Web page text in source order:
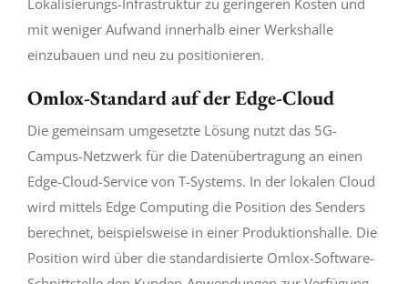
mit weniger Aufwand innerhalb einer Werkshalle
einzubauen und neu zu positionieren.
Omlox-Standard auf der Edge-Cloud
Die gemeinsam umgesetzte Lösung nutzt das 5G-
Campus-Netzwerk für die Datenübertragung an einen
Edge-Cloud-Service von T-Systems. In der lokalen Cloud
wird mittels Edge Computing die Position des Senders
berechnet, beispielsweise in einer Produktionshalle. Die
Position wird über die standardisierte Omlox-Software-